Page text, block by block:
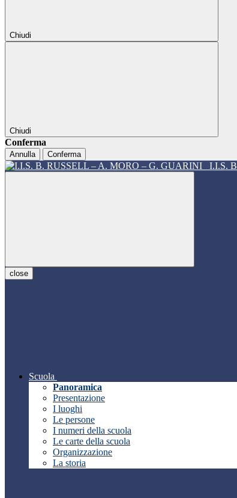
Chiudi
Chiudi
Conferma
Annulla Conferma
I.I.S.
close
Scuola
Panoramica
Presentazione
I luoghi
Le persone
I numeri della scuola
Le carte della scuola
Organizzazione
La storia